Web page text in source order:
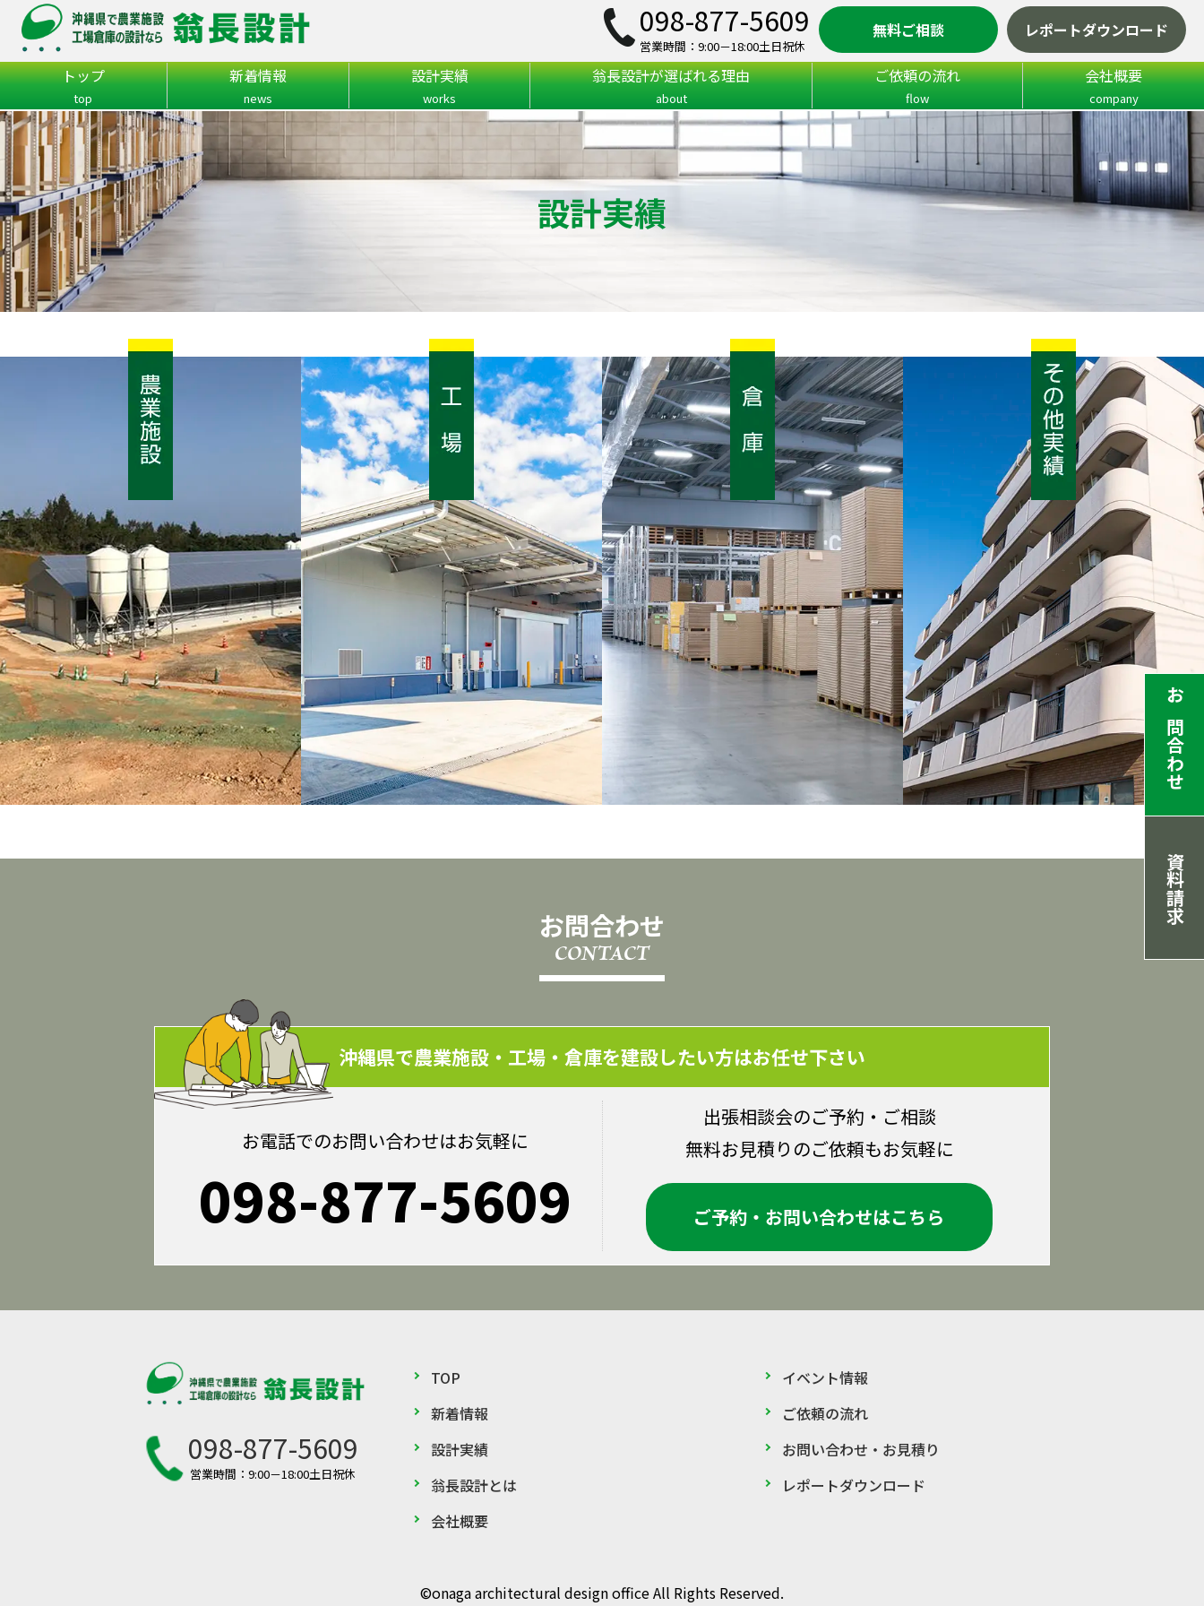
098-877-5609
営業時間：9:00－18:00土日祝休
無料ご相談 レポートダウンロード
トップ
top
新着情報
news
設計実績
works
翁長設計が選ばれる理由
about
ご依頼の流れ
flow
会社概要
company
設計実績
お問合わせ
CONTACT
沖縄県で農業施設・工場・倉庫を建設したい方はお任せ下さい
お電話でのお問い合わせはお気軽に
098-877-5609
出張相談会のご予約・ご相談
無料お見積りのご依頼もお気軽に
ご予約・お問い合わせはこちら
098-877-5609
営業時間：9:00－18:00土日祝休
TOP
新着情報
設計実績
翁長設計とは
会社概要
イベント情報
ご依頼の流れ
お問い合わせ・お見積り
レポートダウンロード
©onaga architectural design office All Rights Reserved.
お問合わせ
資料請求